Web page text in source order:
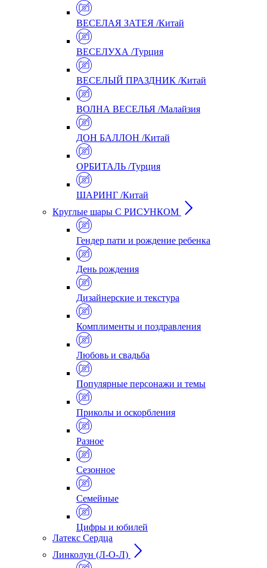
ВЕСЕЛАЯ ЗАТЕЯ /Китай
ВЕСЕЛУХА /Турция
ВЕСЕЛЫЙ ПРАЗДНИК /Китай
ВОЛНА ВЕСЕЛЬЯ /Малайзия
ДОН БАЛЛОН /Китай
ОРБИТАЛЬ /Турция
ШАРИНГ /Китай
Круглые шары С РИСУНКОМ
Гендер пати и рождение ребенка
День рождения
Дизайнерские и текстура
Комплименты и поздравления
Любовь и свадьба
Популярные персонажи и темы
Приколы и оскорбления
Разное
Сезонное
Семейные
Цифры и юбилей
Латекс Сердца
Линколун (Л-О-Л)